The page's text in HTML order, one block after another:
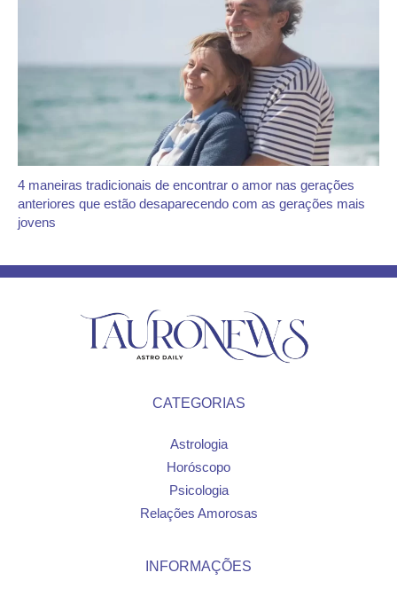
4 maneiras tradicionais de encontrar o amor nas gerações
anteriores que estão desaparecendo com as gerações mais
jovens
CATEGORIAS
Astrologia
Horóscopo
Psicologia
Relações Amorosas
INFORMAÇÕES